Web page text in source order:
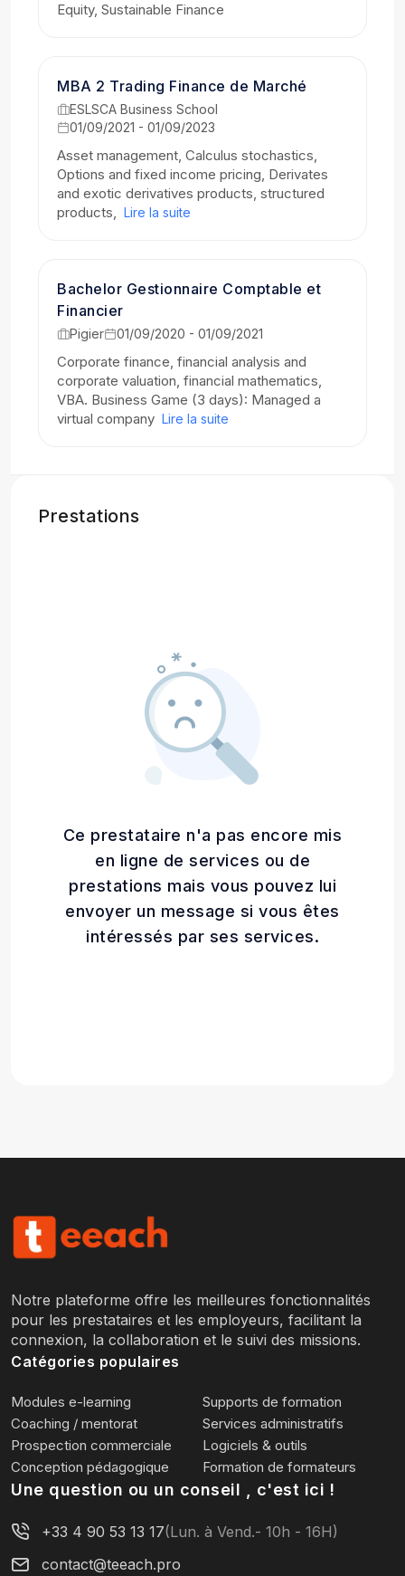
Equity, Sustainable Finance
MBA 2 Trading Finance de Marché
ESLSCA Business School
01/09/2021 - 01/09/2023
Asset management, Calculus stochastics,
Options and fixed income pricing, Derivates
and exotic derivatives products, structured
products, Lire la suite
Bachelor Gestionnaire Comptable et
Financier
Pigier 01/09/2020 - 01/09/2021
Corporate finance, financial analysis and
corporate valuation, financial mathematics,
VBA. Business Game (3 days): Managed a
virtual company Lire la suite
Prestations
Ce prestataire n'a pas encore mis
en ligne de services ou de
prestations mais vous pouvez lui
envoyer un message si vous êtes
intéressés par ses services.
Notre plateforme offre les meilleures fonctionnalités
pour les prestataires et les employeurs, facilitant la
connexion, la collaboration et le suivi des missions.
Catégories populaires
Modules e-learning
Supports de formation
Coaching / mentorat
Services administratifs
Prospection commerciale
Logiciels & outils
Conception pédagogique
Formation de formateurs
Une question ou un conseil , c'est ici !
+33 4 90 53 13 17(Lun. à Vend.- 10h - 16H)
contact@teeach.pro